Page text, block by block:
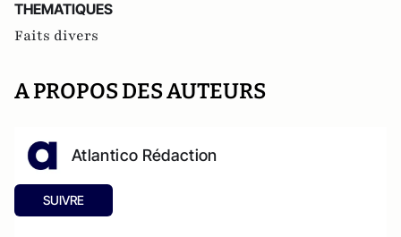
THEMATIQUES
Faits divers
A PROPOS DES AUTEURS
Atlantico Rédaction
SUIVRE